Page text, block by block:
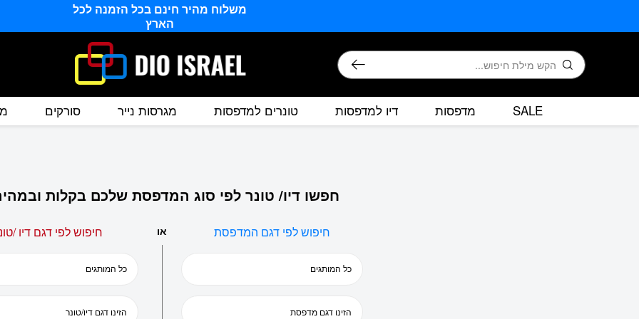
משלוח מהיר חינם בכל הזמנה לכל
הארץ
חיפוש
SALE מדפסות דיו למדפסות טונרים למדפסות מגרסות נייר סורקים
חפשו דיו/ טונר לפי סוג המדפסת שלכם בקלות
חיפוש לפי דגם המדפסת או חיפוש לפי דגם דיו /